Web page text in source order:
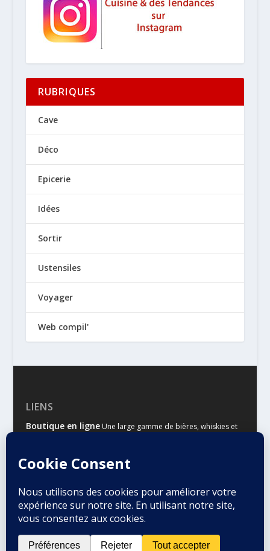
RUBRIQUES
Cave
Déco
Epicerie
Idées
Sortir
Ustensiles
Voyager
Web compil'
LIENS
Boutique en ligneUne large gamme de bières, whiskies et
Malts & HoublonsLe site d’information des amateurs de
Conçu par Elegant Themes | Propulsé par WordPress